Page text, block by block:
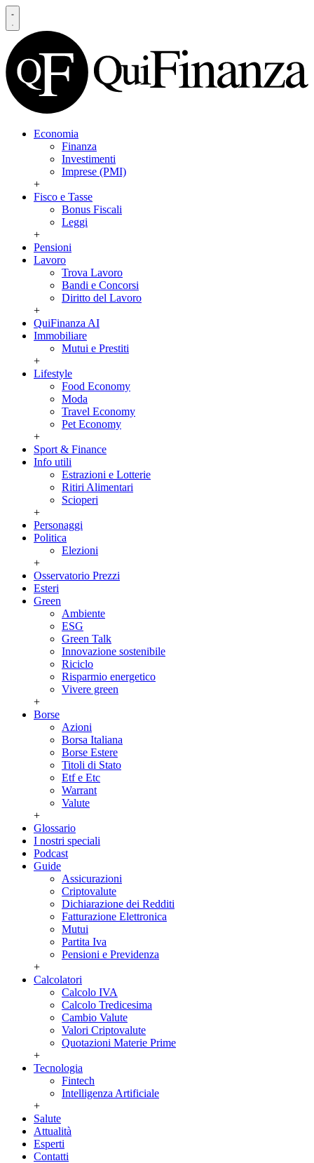
Economia
Finanza
Investimenti
Imprese (PMI)
+
Fisco e Tasse
Bonus Fiscali
Leggi
+
Pensioni
Lavoro
Trova Lavoro
Bandi e Concorsi
Diritto del Lavoro
+
QuiFinanza AI
Immobiliare
Mutui e Prestiti
+
Lifestyle
Food Economy
Moda
Travel Economy
Pet Economy
+
Sport & Finance
Info utili
Estrazioni e Lotterie
Ritiri Alimentari
Scioperi
+
Personaggi
Politica
Elezioni
+
Osservatorio Prezzi
Esteri
Green
Ambiente
ESG
Green Talk
Innovazione sostenibile
Riciclo
Risparmio energetico
Vivere green
+
Borse
Azioni
Borsa Italiana
Borse Estere
Titoli di Stato
Etf e Etc
Warrant
Valute
+
Glossario
I nostri speciali
Podcast
Guide
Assicurazioni
Criptovalute
Dichiarazione dei Redditi
Fatturazione Elettronica
Mutui
Partita Iva
Pensioni e Previdenza
+
Calcolatori
Calcolo IVA
Calcolo Tredicesima
Cambio Valute
Valori Criptovalute
Quotazioni Materie Prime
+
Tecnologia
Fintech
Intelligenza Artificiale
+
Salute
Attualità
Esperti
Contatti